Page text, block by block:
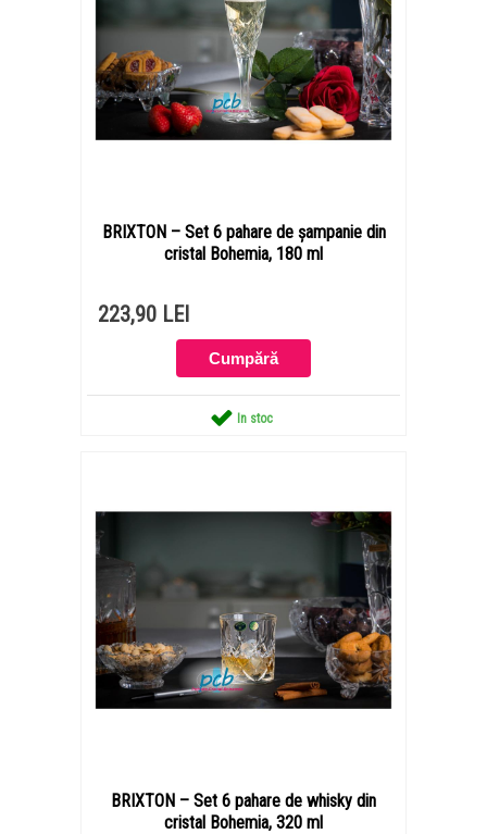
BRIXTON – Set 6 pahare de șampanie din
cristal Bohemia, 180 ml
223,90 LEI
In stoc
BRIXTON – Set 6 pahare de whisky din
cristal Bohemia, 320 ml